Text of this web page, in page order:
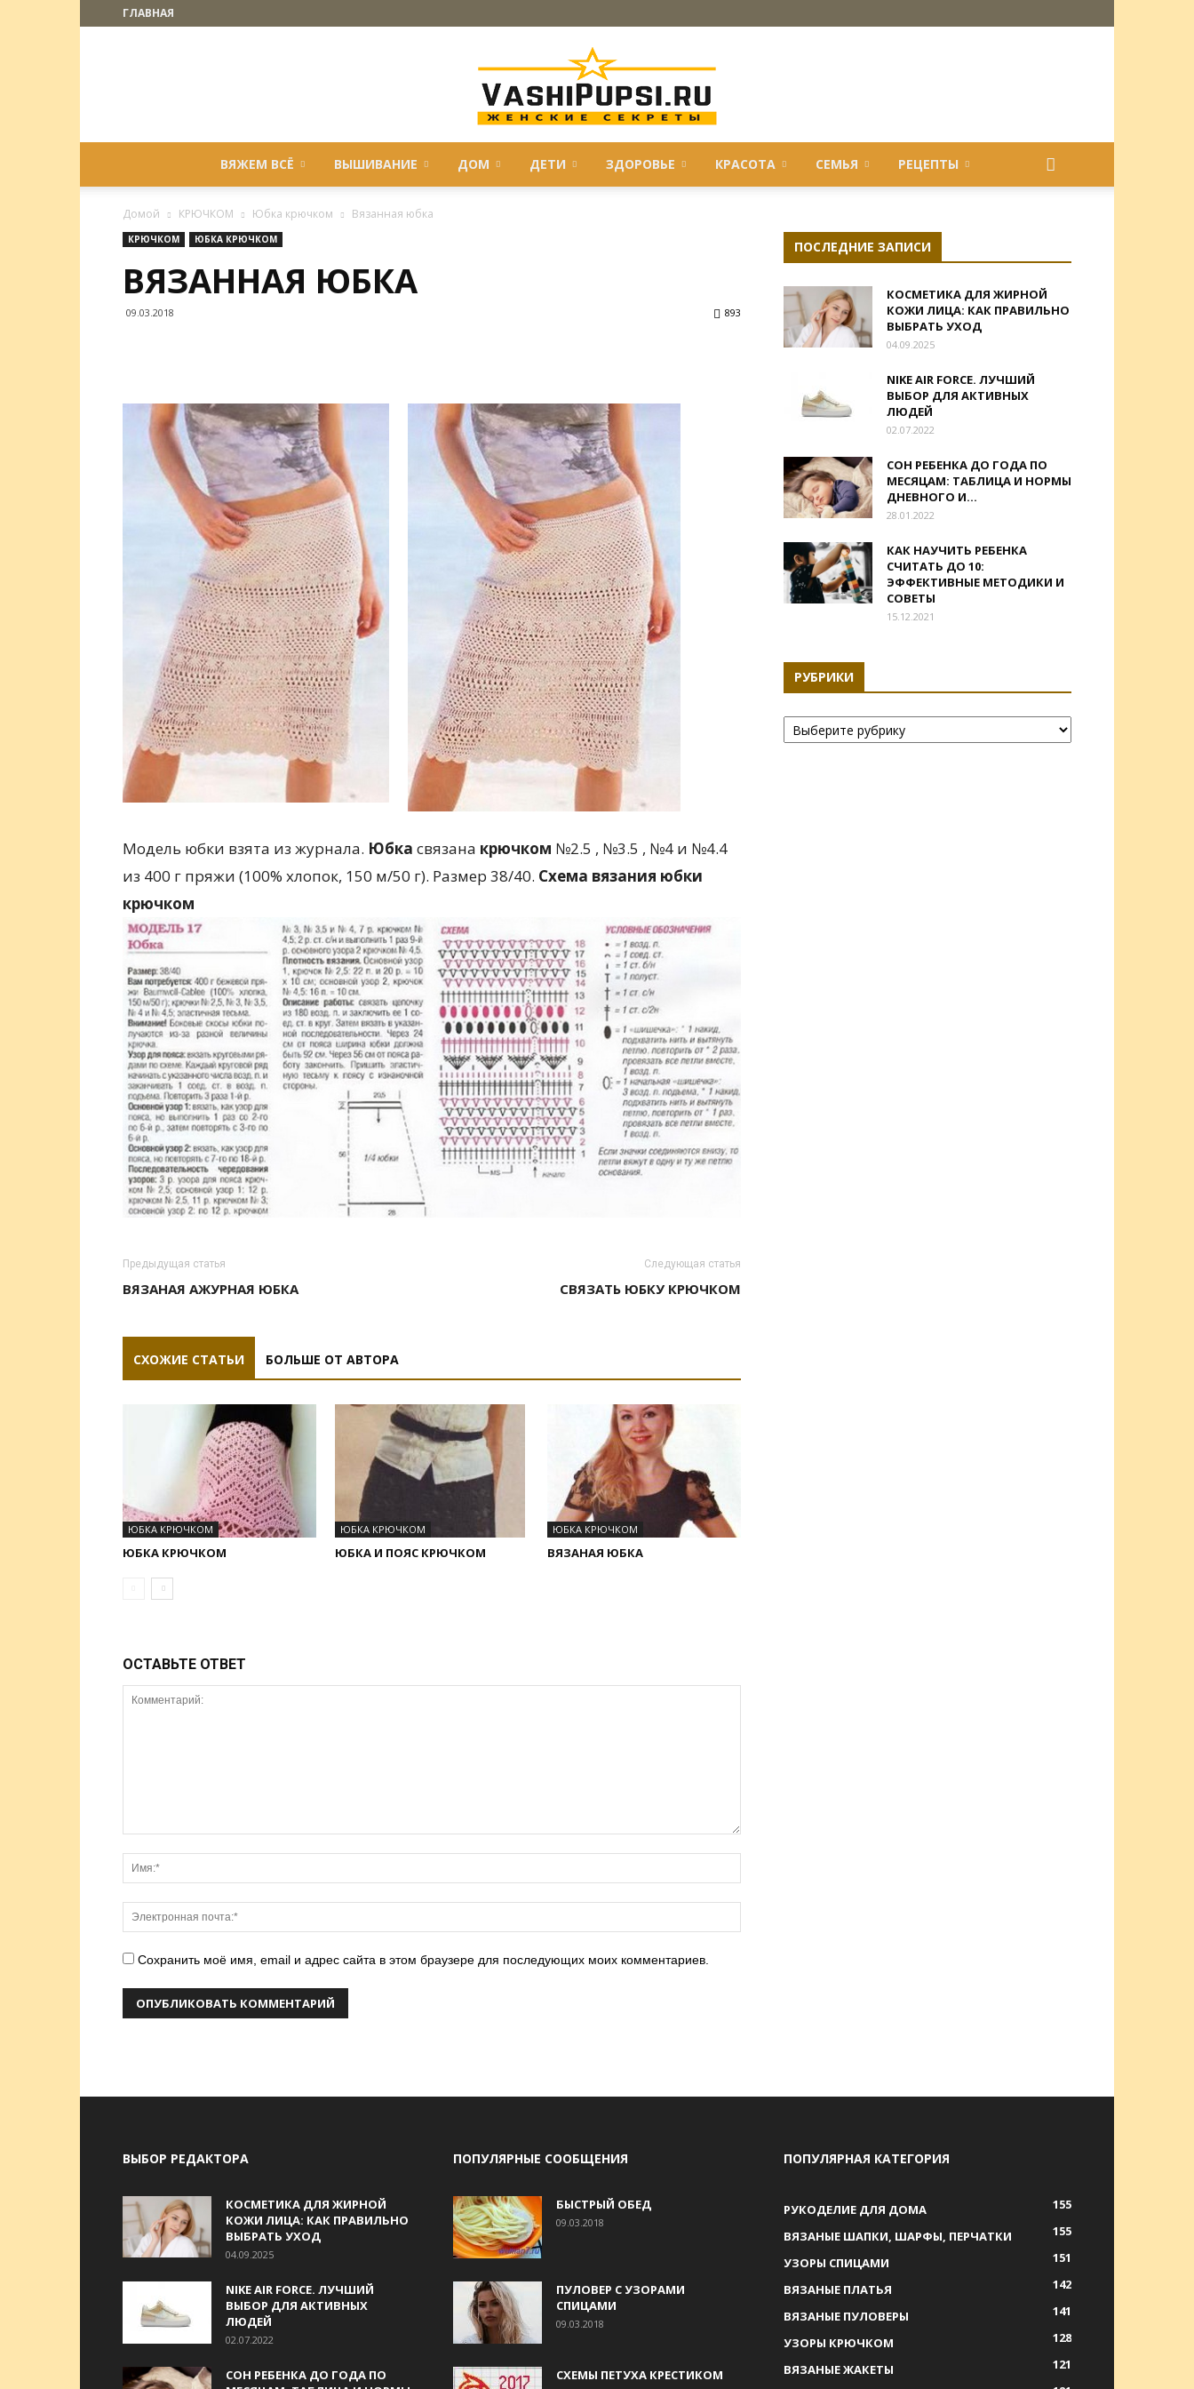
ГЛАВНАЯ
Женские
секреты
ВЯЖЕМ ВСЁ ВЫШИВАНИЕ ДОМ ДЕТИ ЗДОРОВЬЕ КРАСОТА СЕМЬЯ РЕЦЕПТЫ
Домой КРЮЧКОМ Юбка крючком Вязанная юбка
КРЮЧКОМ ЮБКА КРЮЧКОМ
ВЯЗАННАЯ ЮБКА
09.03.2018 893
Модель юбки взята из журнала. Юбка связана крючком №2.5 , №3.5 , №4 и №4.4
из 400 г пряжи (100% хлопок, 150 м/50 г). Размер 38/40. Схема вязания юбки
крючком
Предыдущая статья
ВЯЗАНАЯ АЖУРНАЯ ЮБКА
Следующая статья
СВЯЗАТЬ ЮБКУ КРЮЧКОМ
СХОЖИЕ СТАТЬИ БОЛЬШЕ ОТ АВТОРА
ЮБКА КРЮЧКОМ
ЮБКА КРЮЧКОМ
ЮБКА КРЮЧКОМ
ЮБКА И ПОЯС КРЮЧКОМ
ЮБКА КРЮЧКОМ
ВЯЗАНАЯ ЮБКА
ОСТАВЬТЕ ОТВЕТ
Сохранить моё имя, email и адрес сайта в этом браузере для последующих моих комментариев.
ПОСЛЕДНИЕ ЗАПИСИ
КОСМЕТИКА ДЛЯ ЖИРНОЙ
КОЖИ ЛИЦА: КАК ПРАВИЛЬНО
ВЫБРАТЬ УХОД
04.09.2025
NIKE AIR FORCE. ЛУЧШИЙ
ВЫБОР ДЛЯ АКТИВНЫХ
ЛЮДЕЙ
02.07.2022
СОН РЕБЕНКА ДО ГОДА ПО
МЕСЯЦАМ: ТАБЛИЦА И НОРМЫ
ДНЕВНОГО И...
28.01.2022
КАК НАУЧИТЬ РЕБЕНКА
СЧИТАТЬ ДО 10:
ЭФФЕКТИВНЫЕ МЕТОДИКИ И
СОВЕТЫ
15.12.2021
РУБРИКИ
Рубрики
ВЫБОР РЕДАКТОРА
КОСМЕТИКА ДЛЯ ЖИРНОЙ
КОЖИ ЛИЦА: КАК ПРАВИЛЬНО
ВЫБРАТЬ УХОД
04.09.2025
NIKE AIR FORCE. ЛУЧШИЙ
ВЫБОР ДЛЯ АКТИВНЫХ
ЛЮДЕЙ
02.07.2022
СОН РЕБЕНКА ДО ГОДА ПО
ПОПУЛЯРНЫЕ СООБЩЕНИЯ
БЫСТРЫЙ ОБЕД
09.03.2018
ПУЛОВЕР С УЗОРАМИ
СПИЦАМИ
09.03.2018
СХЕМЫ ПЕТУХА КРЕСТИКОМ
ПОПУЛЯРНАЯ КАТЕГОРИЯ
РУКОДЕЛИЕ ДЛЯ ДОМА
155
ВЯЗАНЫЕ ШАПКИ, ШАРФЫ, ПЕРЧАТКИ
155
УЗОРЫ СПИЦАМИ
151
ВЯЗАНЫЕ ПЛАТЬЯ
142
ВЯЗАНЫЕ ПУЛОВЕРЫ
141
УЗОРЫ КРЮЧКОМ
128
ВЯЗАНЫЕ ЖАКЕТЫ
121